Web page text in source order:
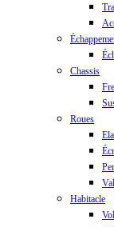
Chassis
Roues
Habitacle